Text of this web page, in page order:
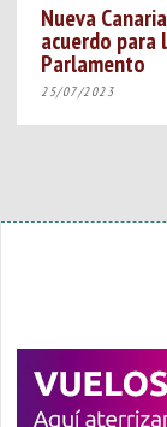
Nueva
acuerdo para
Parlamento
25/07/2023